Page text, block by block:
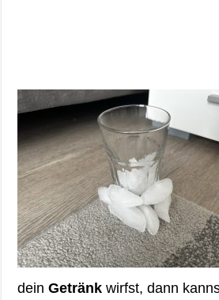
deinGetränk wirfst, dann